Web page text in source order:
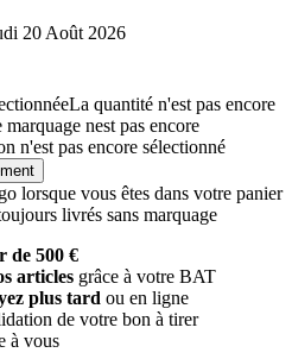
20 Août 2026
La quantité n'est pas encore
nest pas encore
n'est pas encore sélectionné
lorsque vous êtes dans votre panier
livrés sans marquage
de 500 €
articles grâce à votre BAT
plus tard ou en ligne
de votre bon à tirer
à vous